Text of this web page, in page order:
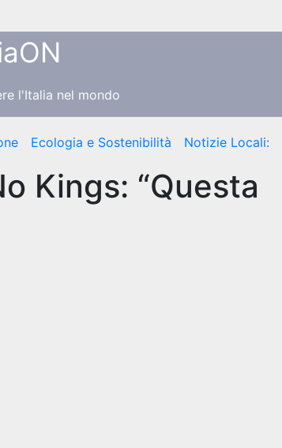
l'Italia nel mondo
Ecologia e Sostenibilità Notizie Locali:
Kings: “Questa